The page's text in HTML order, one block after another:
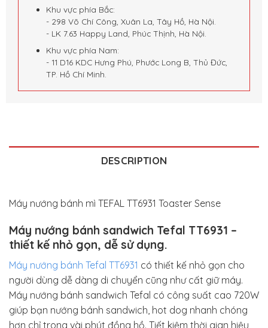
Khu vực phía Bắc:
- 298 Võ Chí Công, Xuân La, Tây Hồ, Hà Nội.
- LK 7.63 Happy Land, Phúc Thịnh, Hà Nội.
Khu vực phía Nam:
- 11 D16 KDC Hưng Phú, Phước Long B, Thủ Đức,
TP. Hồ Chí Minh.
DESCRIPTION
Máy nướng bánh mì TEFAL TT6931 Toaster Sense
Máy nướng bánh sandwich Tefal TT6931 –
thiết kế nhỏ gọn, dễ sử dụng.
Máy nướng bánh Tefal TT6931 có thiết kế nhỏ gọn cho
người dùng dễ dàng di chuyển cũng như cất giữ máy.
Máy nướng bánh sandwich Tefal có công suất cao 720W
giúp bạn nướng bánh sandwich, hot dog nhanh chóng
hơn chỉ trong vài phút đồng hồ. Tiết kiệm thời gian hiệu